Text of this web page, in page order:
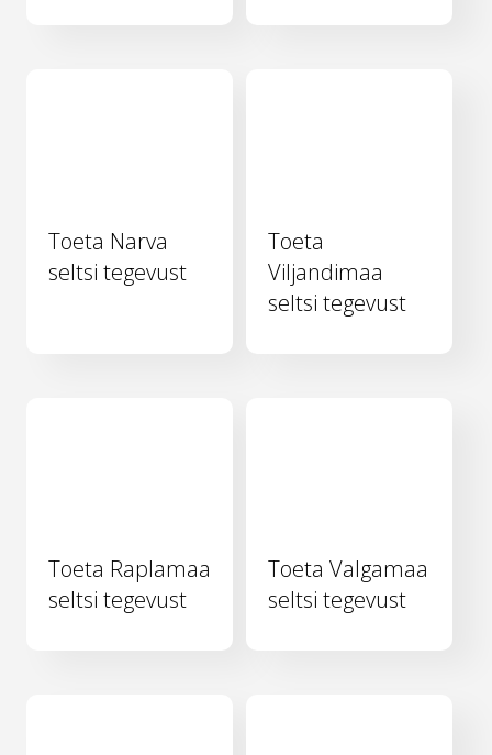
Toeta Narva
seltsi tegevust
Toeta
Viljandimaa
seltsi tegevust
Toeta Raplamaa
seltsi tegevust
Toeta Valgamaa
seltsi tegevust